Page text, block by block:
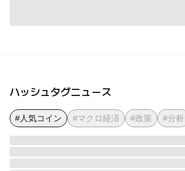
ハッシュタグニュース
#人気コイン #マクロ経済 #政策 #分析